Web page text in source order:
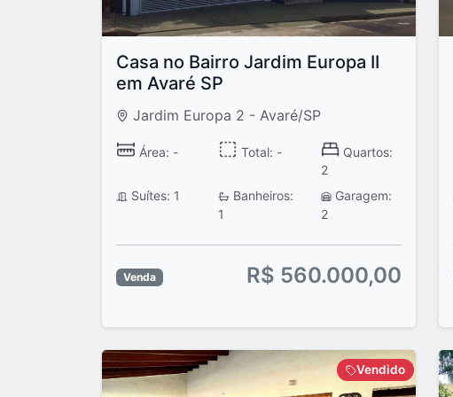
Casa no Bairro Jardim Europa II
em Avaré SP
Jardim Europa 2 - Avaré/SP
Área: - Total: -
Quartos:
2
Suítes: 1
Banheiros:
1
Garagem:
2
Venda R$ 560.000,00
Vendido